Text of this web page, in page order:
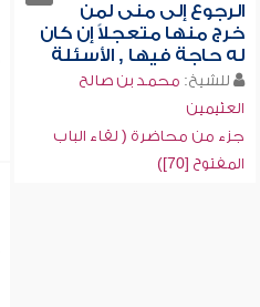
الرجوع إلى منى لمن
خرج منها متعجلاً إن كان
له حاجة فيها , الأسئلة
للشيخ: محمد بن صالح
العثيمين
جزء من محاضرة ( لقاء الباب
المفتوح [70])